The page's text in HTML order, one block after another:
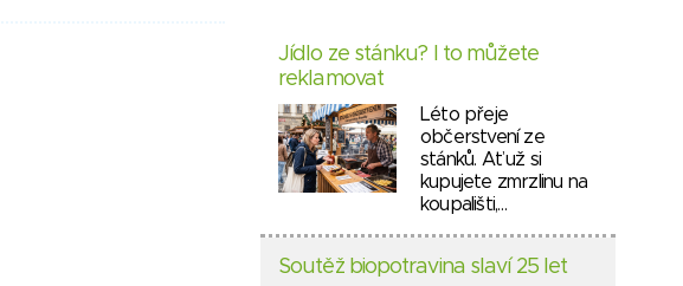
Jídlo ze stánku? I to můžete
reklamovat
Léto přeje
občerstvení ze
stánků. Ať už si
kupujete zmrzlinu na
koupališti,…
Soutěž biopotravina slaví 25 let